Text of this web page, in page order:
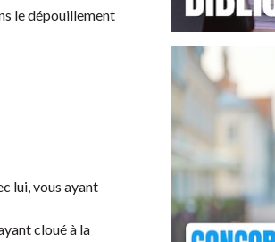
le dépouillement
lui, vous ayant
cloué à la